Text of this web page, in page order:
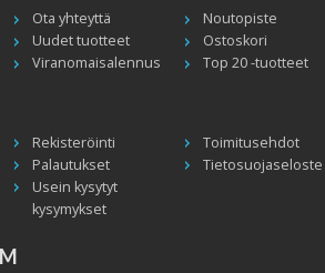
Ota yhteyttä
Noutopiste
Uudet tuotteet
Ostoskori
Viranomaisalennus Top 20 -tuotteet
Rekisteröinti
Toimitusehdot
Palautukset
Tietosuojaseloste
Usein kysytyt
kysymykset